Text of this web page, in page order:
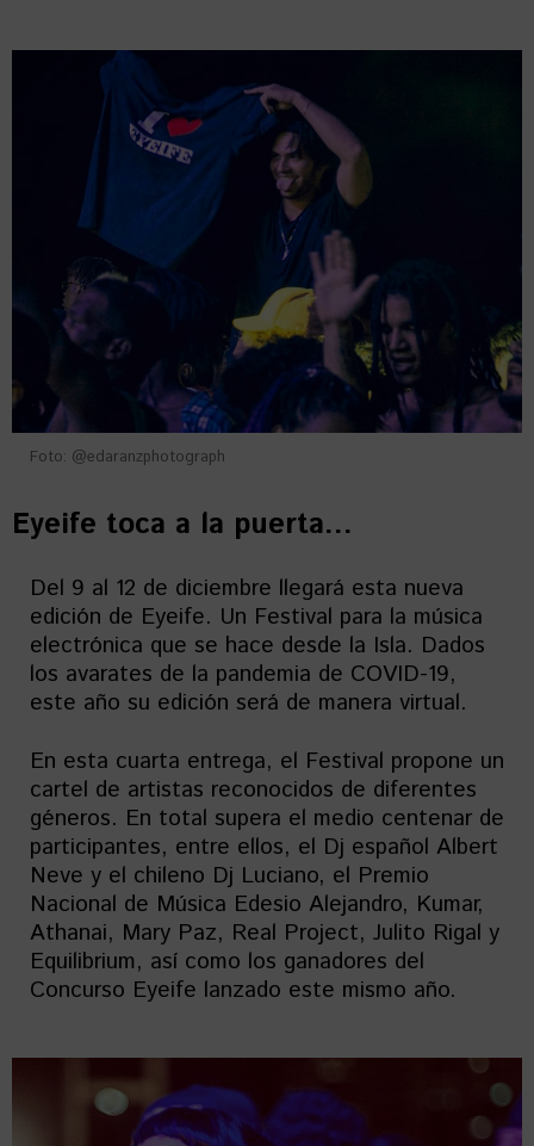
Foto: @edaranzphotograph
Eyeife toca a la puerta…
Del 9 al 12 de diciembre llegará esta nueva
edición de Eyeife. Un Festival para la música
electrónica que se hace desde la Isla. Dados
los avarates de la pandemia de COVID-19,
este año su edición será de manera virtual.
En esta cuarta entrega, el Festival propone un
cartel de artistas reconocidos de diferentes
géneros. En total supera el medio centenar de
participantes, entre ellos, el Dj español Albert
Neve y el chileno Dj Luciano, el Premio
Nacional de Música Edesio Alejandro, Kumar,
Athanai, Mary Paz, Real Project, Julito Rigal y
Equilibrium, así como los ganadores del
Concurso Eyeife lanzado este mismo año.